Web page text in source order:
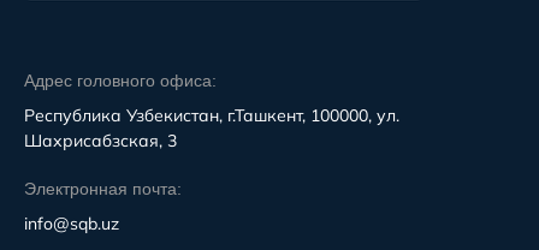
Адрес головного офиса:
Республика Узбекистан, г.Ташкент, 100000, ул.
Шахрисабзская, 3
Электронная почта:
info@sqb.uz